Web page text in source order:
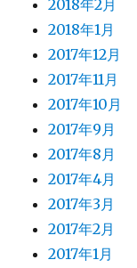
2018年2月
2018年1月
2017年12月
2017年11月
2017年10月
2017年9月
2017年8月
2017年4月
2017年3月
2017年2月
2017年1月